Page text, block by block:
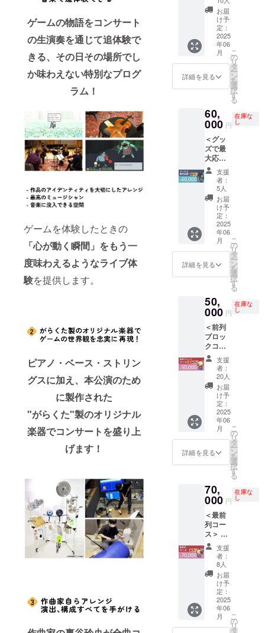
ゲームの物語をコンサート
の生演奏を通じて追体験で
きる、 その日その場所でし
か味わえない特別なプログ
ラム！
ゲームを体験したときの
「心が動く瞬間」をもう一
度味わえるようなライブ体
験を提供します。
ピアノ・ベース・ストリン
グスに加え、本公演のため
に製作された
"がらくた"製のオリジナル
楽器でコンサートを盛り上
げます！
る場合
には、
変更を
お願い
するこ
とがあ
りま
す。 ・
は、適
宜サイ
整させ
ていた
だきま
す。
け方
法： ・
CAMPF
IREメッ
セージ
機能で
送付：
[９] ・
ご指定
付：[２]
[５][６]
[７][12]
[14][15]
[17][19]
セージ
機能で
送付：
[１] ※本
コース
のリ
は＜応
援コー
スA＞と
容で
す。
ル・サ
ウンド
トラッ
ク LPレ
コード
２枚組
[８] コ
ンサー
（デジ
タル）
ンサー
ト映像
配信視
聴権
（デジ
タル）
[10] コ
ンサー
ト映像
DVD
[12] コ
ンサー
フレッ
ト [14]
ストバ
ンド
[15] 記
念オル
ゴール
※番号は
本文の
「リ
ターン
紹介」
と共通
です。
◆ お届
け予
定： ・
９月：
[４] ・
２月初
旬：[２]
[５][６]
[７][12]
[14][15]
・2025
年４
月：[８]
・2025
年５
月：[９]
・2025
年６
月：
[10] ※コ
ル・サ
ウンド
トラッ
ク DL
カード
（４
種）
[７] オ
トラッ
ク LPレ
コード
２枚組
[８] コ
ンサー
ト音源
ダウン
ロード
（デジ
タル）
[９] コ
ンサー
ト映像
配信視
聴権
（デジ
ト映像
DVD
[12] コ
ンサー
トパン
フレッ
ト [14]
光る
LEDリ
ストバ
ンド
[15] 記
念オル
ゴール
※番号は
「リ
ターン
です。
◆ お届
け予
定： ・
2024年
９月：
[４] ・
2025年
１月～
２月初
旬：[２]
[５][６]
[７][12]
[14][15]
・2025
礼メッ
セージ
入り
アート
カード
[４] オ
ルゴー
ルアレ
ンジフ
ルアル
（デジ
タル）
[５] 8bit
チップ
チュー
ンアレ
ンジCD
[６] オ
リジナ
ル・サ
ウンド
トラッ
ク DL
カード
（４
種）
[７] オ
トラッ
ク LPレ
コード
２枚組
[８] コ
ンサー
ト音源
ダウン
ロード
（デジ
タル）
[９] コ
ンサー
ト映像
配信視
聴権
（デジ
ト映像
DVD
[11] ク
レジッ
ト掲載
（コン
サート
映像）
[12] コ
ンサー
トパン
フレッ
ト [13]
クレ
ジット
お届
け予
定：
2025
年06
月
詳細を見る
こ
の
リ
タ
ー
ン
を
選
択
す
る
60,
000 円
在庫な
し
＜グッ
ズで最
大応
援！＞
◆ 内容
物：
[２] お
礼メッ
セージ
入り
アート
カード
[３] の
ぼり旗
[４] オ
ルゴー
ンジフ
ルアル
バム
（デジ
タル）
[５] 8bit
チップ
チュー
ンアレ
ンジCD
[６] オ
リジナ
ル・サ
ウンド
トラッ
ク DL
カード
リジナ
ル・サ
ウンド
トラッ
ク LPレ
コード
２枚組
[８] コ
ンサー
ト音源
ダウン
ロード
（デジ
タル）
[９] コ
ンサー
支援
者：
5人
お届
け予
定：
2025
年06
月
詳細を見る
こ
の
リ
タ
ー
ン
を
選
択
す
る
50,
000 円
在庫な
し
＜前列
ブロッ
クコー
スB＞
◆ 内容
物：
[２] お
礼メッ
セージ
入り
アート
カード
[４] オ
ルゴー
ルアレ
ンジフ
バム
（デジ
タル）
[５] 8bit
チップ
チュー
ンアレ
ンジCD
[６] オ
リジナ
ル・サ
ウンド
トラッ
ク DL
カード
（１
支援
者：
20人
お届
け予
定：
2025
年06
月
詳細を見る
こ
の
リ
タ
ー
ン
を
選
択
す
る
70,
000 円
在庫な
し
＜最前
列コー
ス＞ ◆
内容
物：
[２] お
礼メッ
セージ
入り
アート
カード
[４] オ
ルゴー
支援
者：
8人
お届
け予
定：
2025
年06
月
こ
の
リ
タ